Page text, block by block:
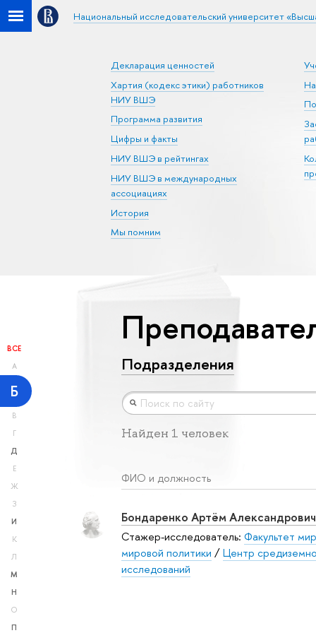
Национальный исследовательский университет
Декларация ценностей
Хартия (кодекс этики) работников
НИУ ВШЭ
Программа развития
Цифры и факты
НИУ ВШЭ в рейтингах
НИУ ВШЭ в международных
ассоциациях
История
Мы помним
ВСЕ
А
Б
В
Г
Д
Е
Ж
З
И
К
Л
М
Н
О
П
Подразделения
Найден 1 человек
ФИО и должность
Бондаренко Артём Александрович
Стажер-исследователь: Факультет
мировой политики /Центр
исследований